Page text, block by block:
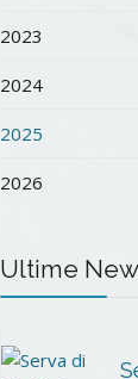
2023
2024
2025
2026
Ultime